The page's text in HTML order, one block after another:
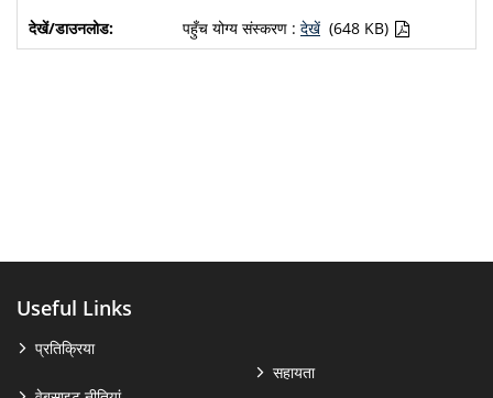
पहुँच योग्य संस्करण : देखें (648 KB)
Useful Links
प्रतिक्रिया
सहायता